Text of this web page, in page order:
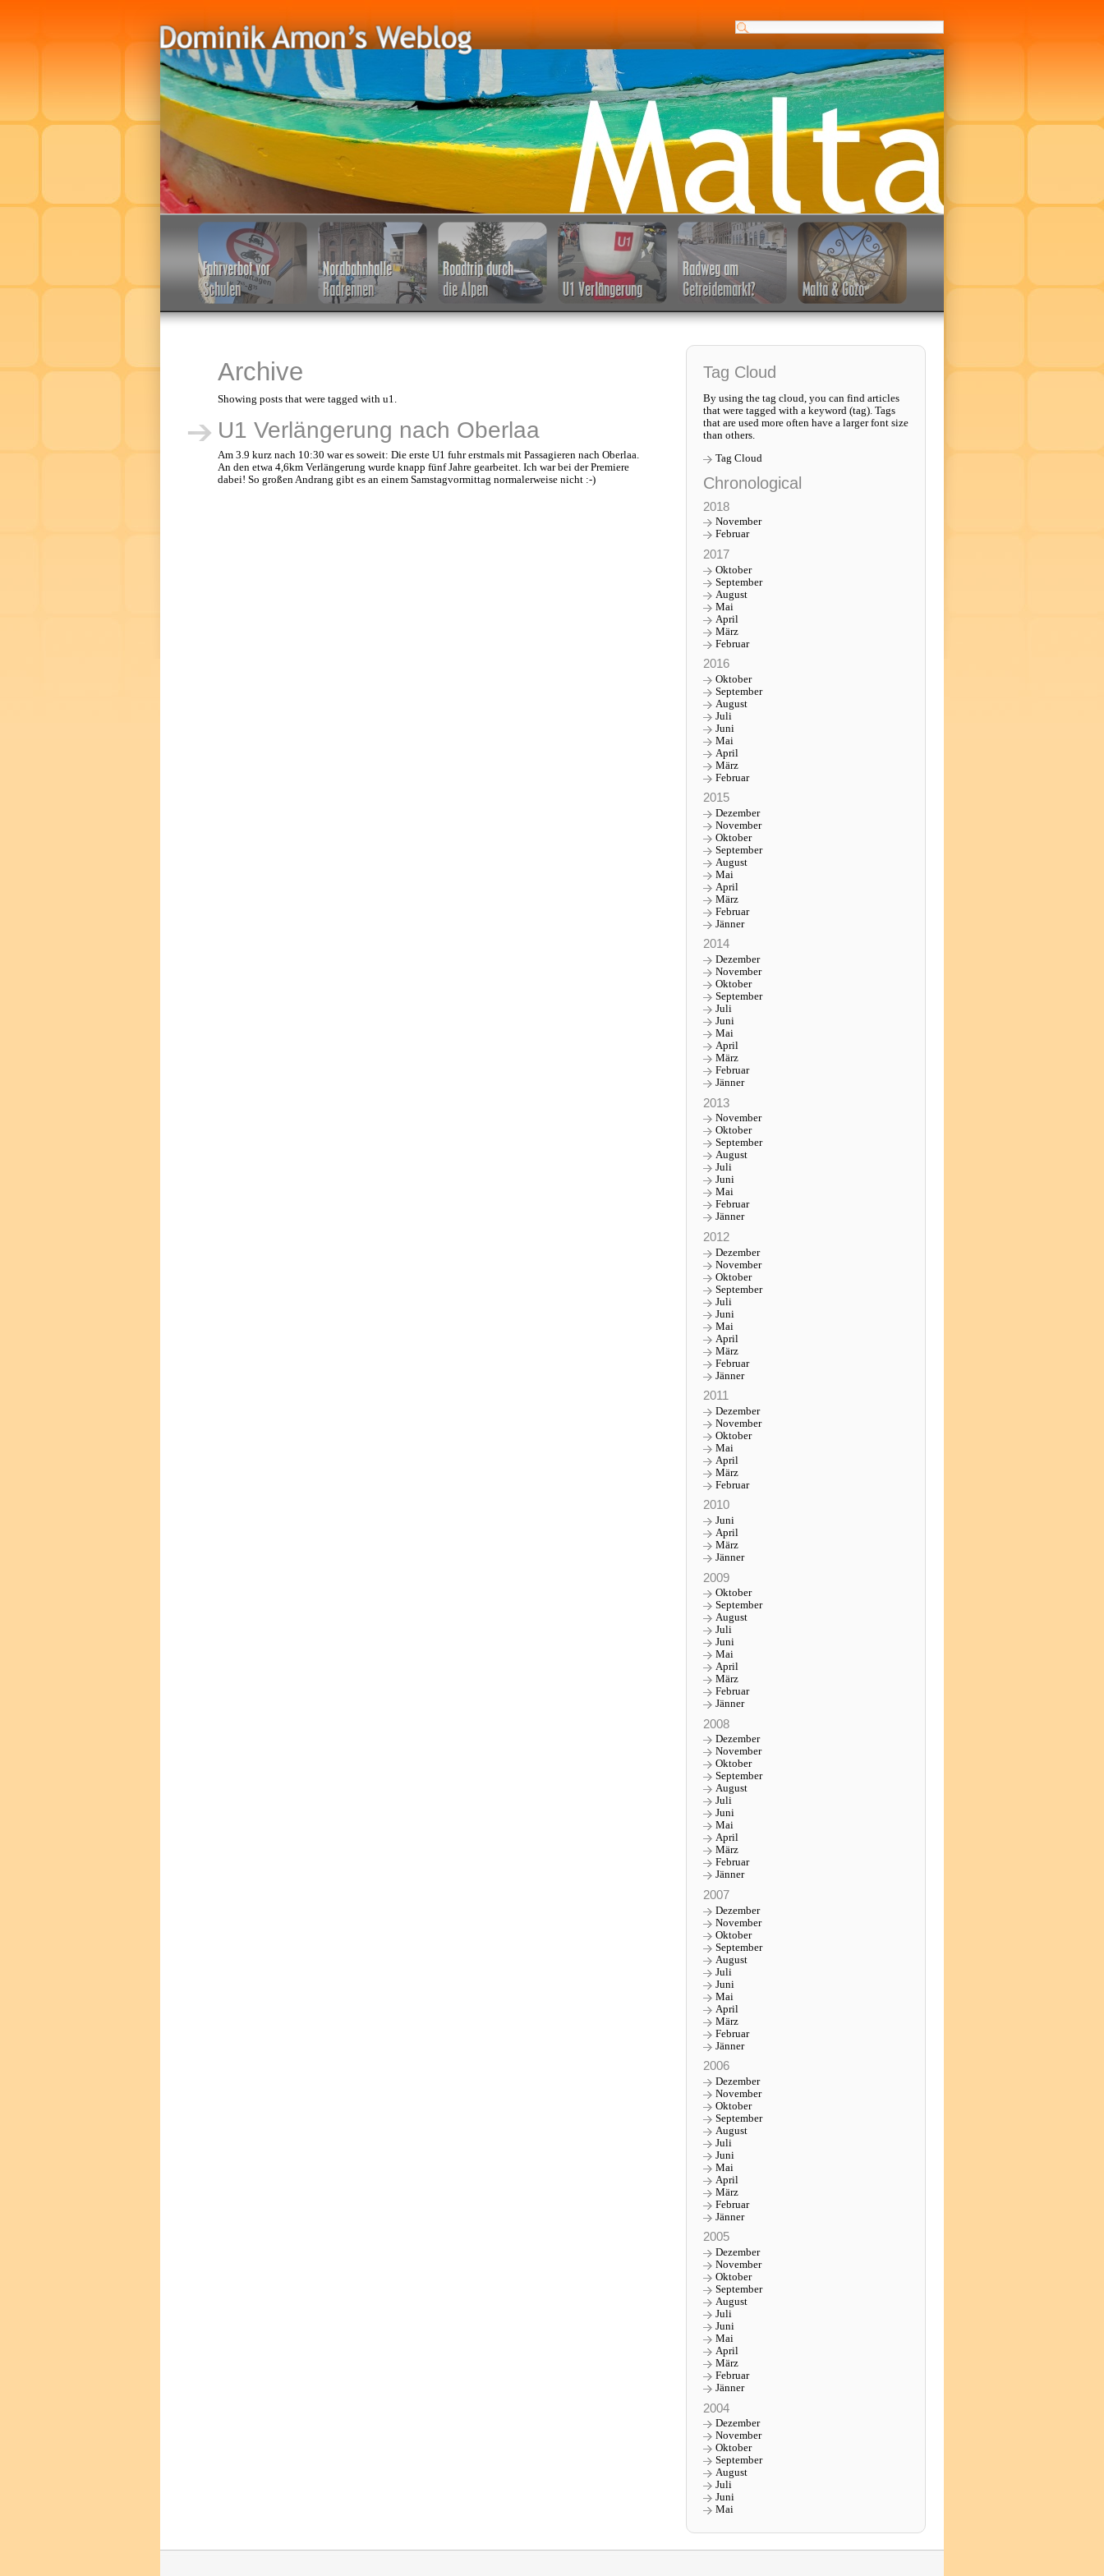
Archive
Showing posts that were tagged with u1.
U1 Verlängerung nach Oberlaa
Am 3.9 kurz nach 10:30 war es soweit: Die erste U1 fuhr erstmals mit Passagieren nach Oberlaa.
An den etwa 4,6km Verlängerung wurde knapp fünf Jahre gearbeitet. Ich war bei der Premiere
dabei! So großen Andrang gibt es an einem Samstagvormittag normalerweise nicht :-)
Tag Cloud
By using the tag cloud, you can find articles
that were tagged with a keyword (tag). Tags
that are used more often have a larger font size
than others.
Tag Cloud
Chronological
2018
November
Februar
2017
Oktober
September
August
Mai
April
März
Februar
2016
Oktober
September
August
Juli
Juni
Mai
April
März
Februar
2015
Dezember
November
Oktober
September
August
Mai
April
März
Februar
Jänner
2014
Dezember
November
Oktober
September
Juli
Juni
Mai
April
März
Februar
Jänner
2013
November
Oktober
September
August
Juli
Juni
Mai
Februar
Jänner
2012
Dezember
November
Oktober
September
Juli
Juni
Mai
April
März
Februar
Jänner
2011
Dezember
November
Oktober
Mai
April
März
Februar
2010
Juni
April
März
Jänner
2009
Oktober
September
August
Juli
Juni
Mai
April
März
Februar
Jänner
2008
Dezember
November
Oktober
September
August
Juli
Juni
Mai
April
März
Februar
Jänner
2007
Dezember
November
Oktober
September
August
Juli
Juni
Mai
April
März
Februar
Jänner
2006
Dezember
November
Oktober
September
August
Juli
Juni
Mai
April
März
Februar
Jänner
2005
Dezember
November
Oktober
September
August
Juli
Juni
Mai
April
März
Februar
Jänner
2004
Dezember
November
Oktober
September
August
Juli
Juni
Mai